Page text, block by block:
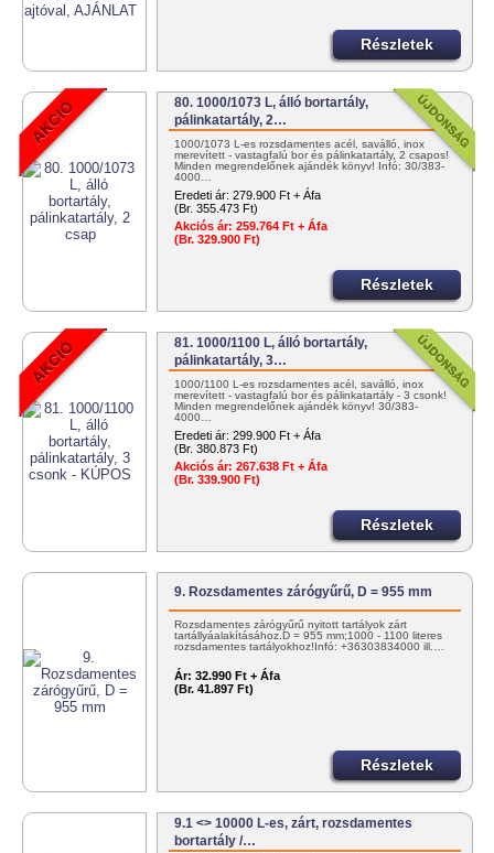
Részletek
80. 1000/1073 L, álló bortartály,
pálinkatartály, 2…
1000/1073 L-es rozsdamentes acél, saválló, inox
merevített - vastagfalú bor és pálinkatartály, 2 csapos!
Minden megrendelőnek ajándék könyv! Infó: 30/383-
4000…
Eredeti ár: 279.900 Ft + Áfa
(Br. 355.473 Ft)
Akciós ár: 259.764 Ft + Áfa
(Br. 329.900 Ft)
Részletek
81. 1000/1100 L, álló bortartály,
pálinkatartály, 3…
1000/1100 L-es rozsdamentes acél, saválló, inox
merevített - vastagfalú bor és pálinkatartály - 3 csonk!
Minden megrendelőnek ajándék könyv! 30/383-
4000…
Eredeti ár: 299.900 Ft + Áfa
(Br. 380.873 Ft)
Akciós ár: 267.638 Ft + Áfa
(Br. 339.900 Ft)
Részletek
9. Rozsdamentes zárógyűrű, D = 955 mm
Rozsdamentes zárógyűrű nyitott tartályok zárt
tartállyáalakításához.D = 955 mm;1000 - 1100 literes
rozsdamentes tartályokhoz!Infó: +36303834000 ill.…
Ár: 32.990 Ft + Áfa
(Br. 41.897 Ft)
Részletek
9.1 <> 10000 L-es, zárt, rozsdamentes
bortartály /…